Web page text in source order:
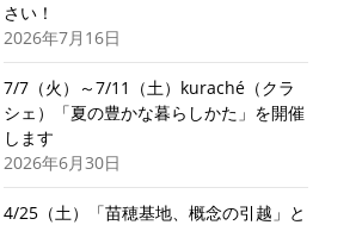
さい！
2026年7月16日
7/7（火）～7/11（土）kuraché（クラ
シェ）「夏の豊かな暮らしかた」を開催
します
2026年6月30日
4/25（土）「苗穂基地、概念の引越」と